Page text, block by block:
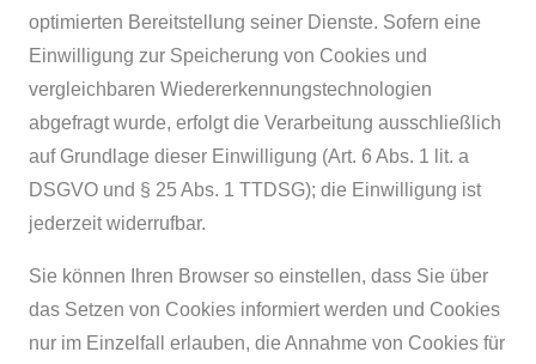
optimierten Bereitstellung seiner Dienste. Sofern eine
Einwilligung zur Speicherung von Cookies und
vergleichbaren Wiedererkennungstechnologien
abgefragt wurde, erfolgt die Verarbeitung ausschließlich
auf Grundlage dieser Einwilligung (Art. 6 Abs. 1 lit. a
DSGVO und § 25 Abs. 1 TTDSG); die Einwilligung ist
jederzeit widerrufbar.
Sie können Ihren Browser so einstellen, dass Sie über
das Setzen von Cookies informiert werden und Cookies
nur im Einzelfall erlauben, die Annahme von Cookies für